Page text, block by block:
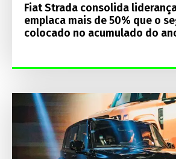
Fiat Strada consolida
emplaca mais de 50% que o
colocado no acumulado do